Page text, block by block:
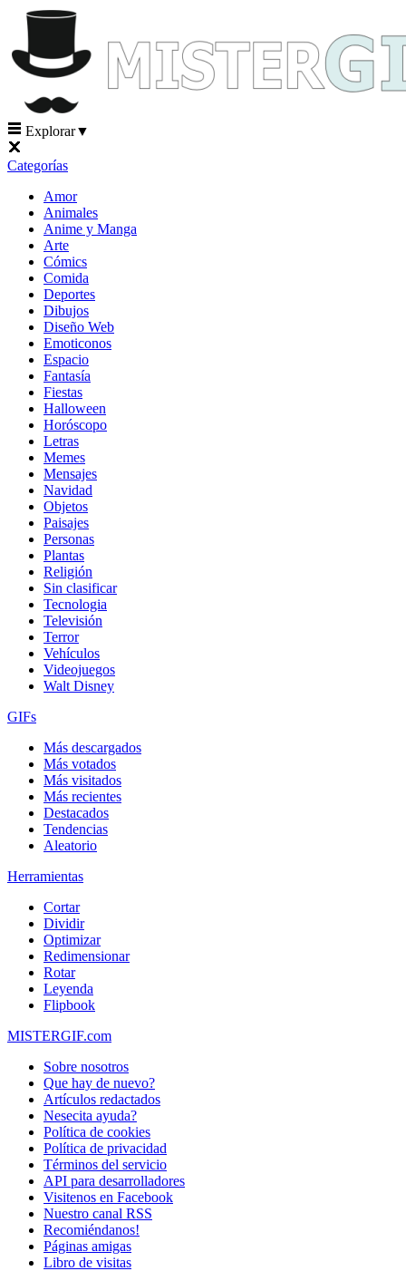
Explorar▼
Categorías
Amor
Animales
Anime y Manga
Arte
Cómics
Comida
Deportes
Dibujos
Diseño Web
Emoticonos
Espacio
Fantasía
Fiestas
Halloween
Horóscopo
Letras
Memes
Mensajes
Navidad
Objetos
Paisajes
Personas
Plantas
Religión
Sin clasificar
Tecnologia
Televisión
Terror
Vehículos
Videojuegos
Walt Disney
GIFs
Más descargados
Más votados
Más visitados
Más recientes
Destacados
Tendencias
Aleatorio
Herramientas
Cortar
Dividir
Optimizar
Redimensionar
Rotar
Leyenda
Flipbook
MISTERGIF.com
Sobre nosotros
Que hay de nuevo?
Artículos redactados
Nesecita ayuda?
Política de cookies
Política de privacidad
Términos del servicio
API para desarrolladores
Visitenos en Facebook
Nuestro canal RSS
Recomiéndanos!
Páginas amigas
Libro de visitas